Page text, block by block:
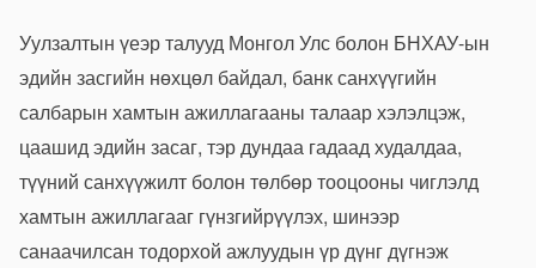
Уулзалтын үеэр талууд Монгол Улс болон БНХАУ-ын
эдийн засгийн нөхцөл байдал, банк санхүүгийн
салбарын хамтын ажиллагааны талаар хэлэлцэж,
цаашид эдийн засаг, тэр дундаа гадаад худалдаа,
түүний санхүүжилт болон төлбөр тооцооны чиглэлд
хамтын ажиллагааг гүнзгийрүүлэх, шинээр
санаачилсан тодорхой ажлуудын үр дүнг дүгнэж